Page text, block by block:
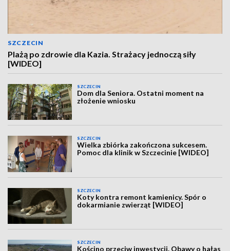
SZCZECIN
Plażą po zdrowie dla Kazia. Strażacy jednoczą siły
[WIDEO]
SZCZECIN
Dom dla Seniora. Ostatni moment na
złożenie wniosku
SZCZECIN
Wielka zbiórka zakończona sukcesem.
Pomoc dla klinik w Szczecinie [WIDEO]
SZCZECIN
Koty kontra remont kamienicy. Spór o
dokarmianie zwierząt [WIDEO]
SZCZECIN
Kościno przeciw inwestycji. Obawy o hałas